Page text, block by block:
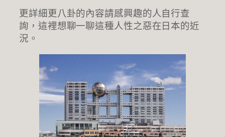
更詳細更八卦的內容請感興趣的人自行查
詢，這裡想聊一聊這種人性之惡在日本的近
況。